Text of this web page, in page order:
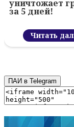
уничтожает
за 5 дней!
Читать
ПАИ в Telegram